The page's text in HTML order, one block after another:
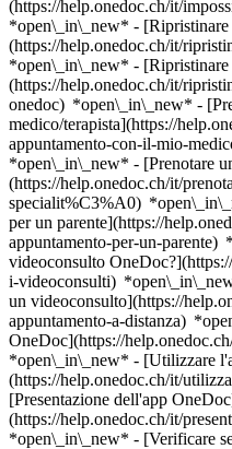
(https://help.onedoc.ch/it/
*open\_in\_new* - [Ripristinare
(https://help.onedoc.ch/it/
*open\_in\_new* -
(https://help.onedoc.ch/it/
onedoc) *open\_in\_new* -
medico/terapista](https://
appuntamento-con-il-mio-
*open\_in\_new* - [Prenotare
(https://help.onedoc.ch/it/
specialit%C3%A0)
per un parente](https://
appuntamento-per-un-parente)
videoconsulto
i-videoconsulti)
un videoconsulto](https://
appuntamento-a-distanza)
OneDoc](https://
*open\_in\_new* - [Utilizzare
(https://help.onedoc.ch/it/
[Presentazione dell'app
(https://help.onedoc.ch/it/
*open\_in\_new* - [Verificare se un appuntamento è confermato](https://help.onedoc.ch/it/verificare-se-un-appuntamento-%C3%A8-confermato) *open\_in\_new* - [Annullare un appuntamento prenotato online su OneDoc](https://help.onedoc.ch/it/annullare-un-appuntamento-prenotato-online-su-onedoc) *open\_in\_new* - [Non ho ricevuto la conferma dell'appuntamento](https://help.onedoc.ch/it/non-ho-ricevuto-la-conferma-dellappuntamento) *open\_in\_new* [Vedi tutti i nostri articoli *open\_in\_new*](https://help.onedoc.ch/it/) # SNHI - Swiss Neuro & Headache Institute ![Badge che indica un profilo verificato](https://www.onedoc.ch/assets/images/icons/checkmark.svg) ## Studio medico Mappa Presentazione Il team ![Icona paziente con segno più che indica che il professionista accetta nuovi pazienti](https://www.onedoc.ch/assets/images/icons/new-patients.svg) ### Pazienti accettati SNHI - Swiss Neuro & Headache Institute accetta nuovi pazienti ![Icona valigetta che annuncia le specialità del professionista](https://www.onedoc.ch/assets/images/icons/specialties.svg) ### Specialità Neurologia [*arrow\_drop\_down*Vedi di più](https://www.onedoc.ch) ![Icona microscopio che annuncia le aree di competenza in cui il professionista è specializzato](https://www.onedoc.ch/assets/images/icons/expertises.svg) ### Competenze Disturbi neurologici Disturbo circolatorio Esame neurovisivo Ictus Parkinson [*arrow\_drop\_down*Vedi di più](https://www.onedoc.ch) ![Segnaposto che annuncia la mappa e le informazioni di accesso dello studio](https://www.onedoc.ch/assets/images/icons/map.svg) ### Mappa e informazioni pratiche #### SNHI - Swiss Neuro & Headache Institute Bürglistrasse 29 8002 Zurigo #### Orari di apertura Attualmente chiuso - Apre martedì alle 08:00 *expand\_more* Lunedì: Chiuso Martedì: 08:00 - 18:00 Mercoledì: 08:00 - 18:00 Giovedì: 08:00 - 16:00 Venerdì: Chiuso Sabato: Chiuso Domenica: Chiuso #### Sito web [Visita il sito web *open\_in\_new*](https://www.neurolodge.net/) ![Icona documento che annuncia la presentazione dello studio](https://www.onedoc.ch/assets/images/icons/presentation.svg) ### Presentazione ## L'ISTITUTO SVIZZERO DI NEUROLOGIA E CEFALEE "In qualità di specialisti in neurologia, trattiamo pazienti con un'ampia gamma di malattie del sistema nervoso centrale e periferico. Ci prendiamo il tempo necessario per valutare in modo esaustivo i suoi problemi e sviluppare un concetto di trattamento personalizzato. Siamo sempre consapevoli che la medicina moderna e l'umanità non devono necessariamente contraddirsi. E che solo una profonda comprensione e decisioni comuni porteranno a soluzioni che le daranno coraggio e una migliore qualità di vita. Siamo felici di poterla aiutare". [*arrow\_drop\_down*Vedi di più](https://www.onedoc.ch) [](https://assets.onedoc.ch/images/entities/e03d488058058b7815ca4bda6df795831755b3007c99aef35540353c78d9b45f.png)[![SNHI - Swiss